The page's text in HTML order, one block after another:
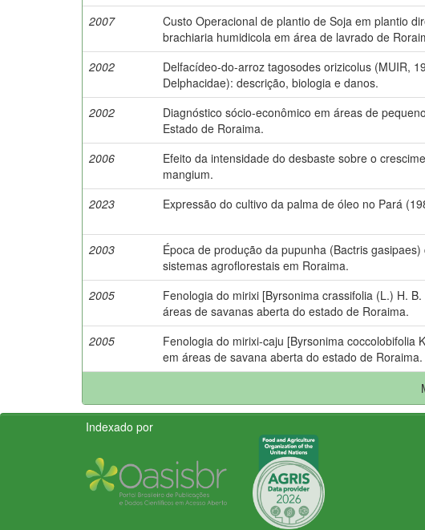
2007
Custo Operacional de plantio de Soja em plantio
brachiaria humidicola em área de lavrado de
2002
Delfacídeo-do-arroz tagosodes orizicolus (MUIR,
Delphacidae): descrição, biologia e danos.
2002
Diagnóstico sócio-econômico em áreas de
Estado de Roraima.
2006
Efeito da intensidade do desbaste sobre o
mangium.
2023
Expressão do cultivo da palma de óleo no Pará
2003
Época de produção da pupunha (Bactris
sistemas agroflorestais em Roraima.
2005
Fenologia do mirixi [Byrsonima crassifolia (L.) H.
áreas de savanas aberta do estado de Roraima.
2005
Fenologia do mirixi-caju [Byrsonima coccolobifolia
em áreas de savana aberta do estado de Roraima.
Indexado por